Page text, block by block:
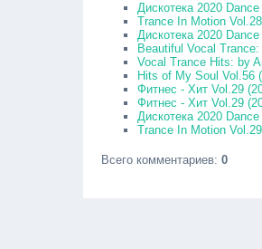
Дискотека 2020
Trance In Motion
Дискотека 2020
Beautiful Vocal
Vocal Trance Hits: by
Hits of My Soul Vol.56
Фитнес - Хит Vol.29
Фитнес - Хит Vol.29
Дискотека 2020
Trance In Motion
Всего комментариев: 0